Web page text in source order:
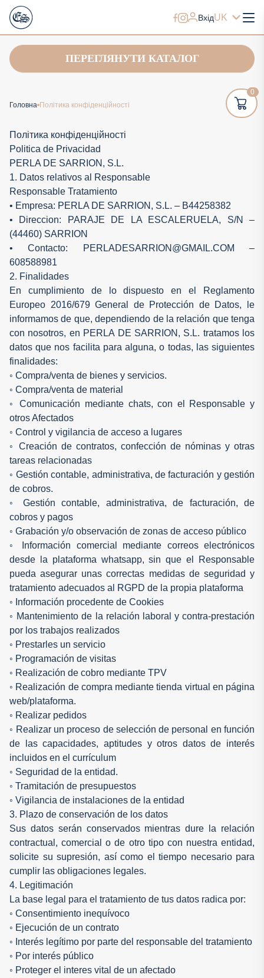
ВхідUK
ПЕРЕГЛЯНУТИ КАТАЛОГ
Головна Політика конфіденційності
Політика конфіденційності
Politica de Privacidad
PERLA DE SARRION, S.L.
1. Datos relativos al Responsable
Responsable Tratamiento
• Empresa: PERLA DE SARRION, S.L. – B44258382
• Direccion: PARAJE DE LA ESCALERUELA, S/N –
(44460) SARRION
• Contacto: PERLADESARRION@GMAIL.COM –
608588981
2. Finalidades
En cumplimiento de lo dispuesto en el Reglamento
Europeo 2016/679 General de Protección de Datos, le
informamos de que, dependiendo de la relación que tenga
con nosotros, en PERLA DE SARRION, S.L. tratamos los
datos que nos facilita para alguna, o todas, las siguientes
finalidades:
◦ Compra/venta de bienes y servicios.
◦ Compra/venta de material
◦ Comunicación mediante chats, con el Responsable y
otros Afectados
◦ Control y vigilancia de acceso a lugares
◦ Creación de contratos, confección de nóminas y otras
tareas relacionadas
◦ Gestión contable, administrativa, de facturación y gestión
de cobros.
◦ Gestión contable, administrativa, de facturación, de
cobros y pagos
◦ Grabación y/o observación de zonas de acceso público
◦ Información comercial mediante correos electrónicos
desde la plataforma whatsapp, sin que el Responsable
pueda asegurar unas correctas medidas de seguridad y
tratamiento adecuados al RGPD de la propia plataforma
◦ Información procedente de Cookies
◦ Mantenimiento de la relación laboral y contra-prestación
por los trabajos realizados
◦ Prestarles un servicio
◦ Programación de visitas
◦ Realización de cobro mediante TPV
◦ Realización de compra mediante tienda virtual en página
web/plataforma.
◦ Realizar pedidos
◦ Realizar un proceso de selección de personal en función
de las capacidades, aptitudes y otros datos de interés
incluidos en el currículum
◦ Seguridad de la entidad.
◦ Tramitación de presupuestos
◦ Vigilancia de instalaciones de la entidad
3. Plazo de conservación de los datos
Sus datos serán conservados mientras dure la relación
contractual, comercial o de otro tipo con nuestra entidad,
solicite su supresión, así como el tiempo necesario para
cumplir las obligaciones legales.
4. Legitimación
La base legal para el tratamiento de tus datos radica por:
◦ Consentimiento inequívoco
◦ Ejecución de un contrato
◦ Interés legítimo por parte del responsable del tratamiento
◦ Por interés público
◦ Proteger el interes vital de un afectado
0